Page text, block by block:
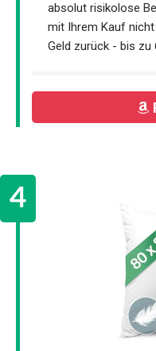
absolut risikolose
mit Ihrem Kauf
Geld zurück - bis zu